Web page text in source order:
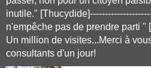
inutile."
n'empêche pas de prendre parti "
Un million de visites...Merci à
consultants d'un jour!